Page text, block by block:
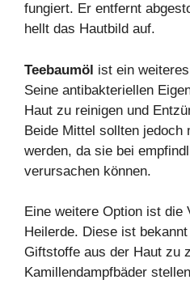
fungiert. Er entfernt
hellt das Hautbild auf.
Teebaumöl ist ein
Seine antibakteriellen
Haut zu reinigen und
Beide Mittel sollten jedoch
werden, da sie bei
verursachen können.
Eine weitere Option ist die
Heilerde. Diese ist bekannt
Giftstoffe aus der Haut zu
Kamillendampfbäder